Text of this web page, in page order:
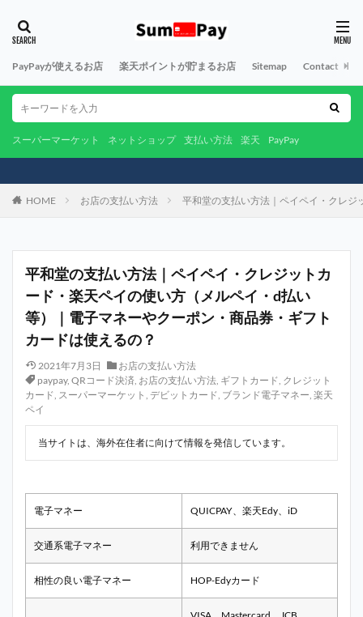
PayPayが使えるお店 楽天ポイントが貯まるお店 Sitemap Contact
スーパーマーケット ネットショップ 支払い方法 楽天 PayPay
HOME お店の支払い方法 平和堂の支払い方法｜ペイペイ・クレ
平和堂の支払い方法｜ペイペイ・クレジットカ
ード・楽天ペイの使い方（メルペイ・d払い
等）｜電子マネーやクーポン・商品券・ギフト
カードは使えるの？
2021年7月3日
お店の支払い方法
paypay, QRコード決済, お店の支払い方法, ギフトカード, クレジット
カード, スーパーマーケット , デビットカード, ブランド電子マネー, 楽天
ペイ
当サイトは、海外在住者に向けて情報を発信しています。
電子マネー QUICPAY、楽天Edy、iD
交通系電子マネー 利用できません
相性の良い電子マネー HOP-Edyカード